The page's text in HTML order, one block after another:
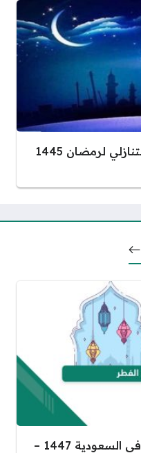
كم باقي على رمضان العداد التنازلي لرمضان 1445
موعد اجازة تداول عيد الفطر في السعودية 1447 –